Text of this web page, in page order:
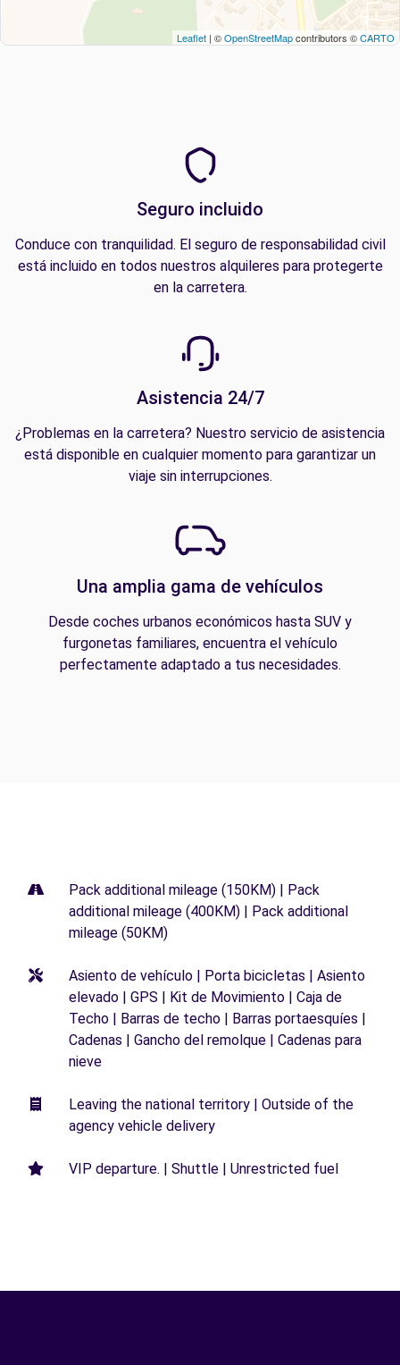
Leaflet | ©OpenStreetMapcontributors ©CARTO
Seguro incluido
Conduce con tranquilidad. El seguro de responsabilidad civil
está incluido en todos nuestros alquileres para protegerte
en la carretera.
Asistencia 24/7
¿Problemas en la carretera? Nuestro servicio de asistencia
está disponible en cualquier momento para garantizar un
viaje sin interrupciones.
Una amplia gama de vehículos
Desde coches urbanos económicos hasta SUV y
furgonetas familiares, encuentra el vehículo
perfectamente adaptado a tus necesidades.
Pack additional mileage (150KM) | Pack
additional mileage (400KM) | Pack additional
mileage (50KM)
Asiento de vehículo | Porta bicicletas | Asiento
elevado | GPS | Kit de Movimiento | Caja de
Techo | Barras de techo | Barras portaesquíes |
Cadenas | Gancho del remolque | Cadenas para
nieve
Leaving the national territory | Outside of the
agency vehicle delivery
VIP departure. | Shuttle | Unrestricted fuel